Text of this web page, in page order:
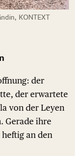
KONTEXT
der
der erwartete
von der Leyen
Gerade ihre
an den